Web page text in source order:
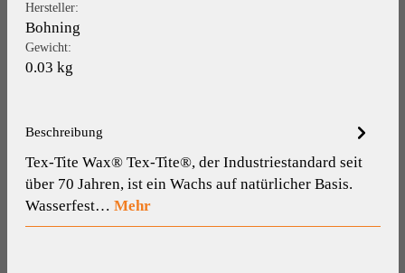
Hersteller:
Bohning
Gewicht:
0.03 kg
Beschreibung
Tex-Tite Wax® Tex-Tite®, der Industriestandard seit
über 70 Jahren, ist ein Wachs auf natürlicher Basis.
Wasserfest… Mehr